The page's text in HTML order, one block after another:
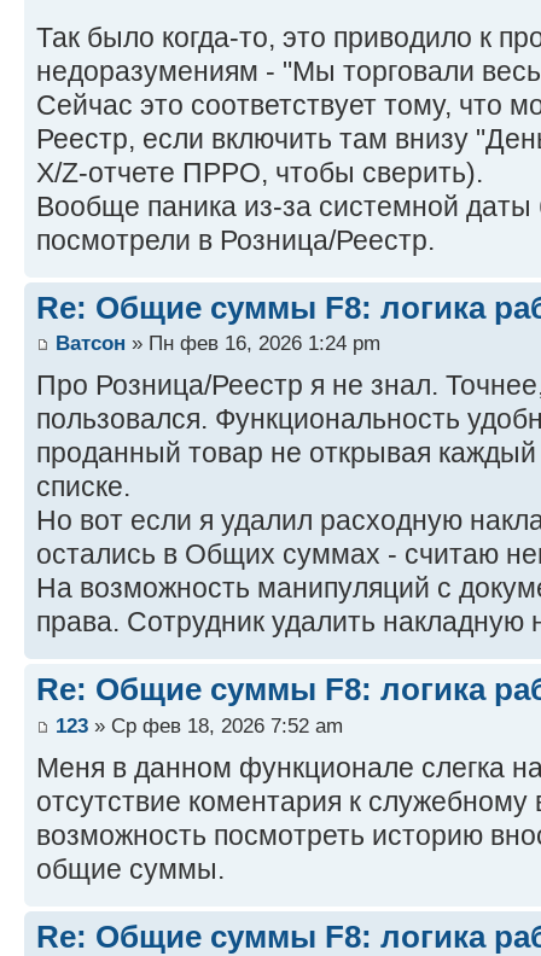
Так было когда-то, это приводило к
недоразумениям - "Мы торговали
Сейчас это соответствует тому, что
Реестр, если включить там внизу
X/Z-отчете ПРРО, чтобы сверить).
Вообще паника из-за системной
посмотрели в Розница/Реестр.
Re: Общие суммы F8: логика
Ватсон » Пн фев 16, 2026 1:24 pm
Про Розница/Реестр я не знал.
пользовался. Функциональность
проданный товар не открывая
списке.
Но вот если я удалил расходную
остались в Общих суммах - считаю
На возможность манипуляций с
права. Сотрудник удалить накладную
Re: Общие суммы F8: логика
123 » Ср фев 18, 2026 7:52 am
Меня в данном функционале слегка
отсутствие коментария к
возможность посмотреть историю
общие суммы.
Re: Общие суммы F8: логика